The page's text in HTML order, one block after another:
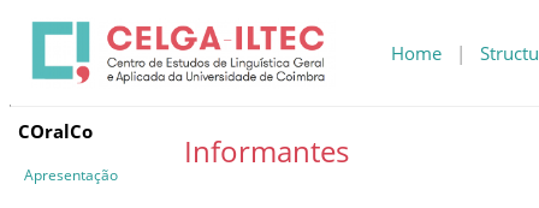
Home |
COralCo
Apresentação
Informantes